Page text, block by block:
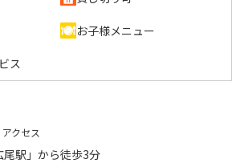
お子様メニュー
ス
アクセス
駅」から徒歩3分